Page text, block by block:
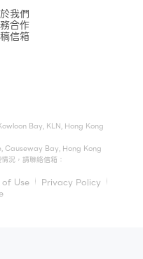
我們
合作
信箱
Bay, KLN, Hong Kong
Causeway Bay, Hong Kong
況，請聯絡信箱：
Use
Privacy Policy